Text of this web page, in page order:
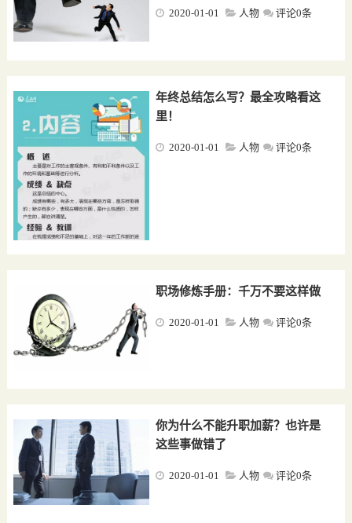
人物
2020-01-01 评论0条
年终总结怎么写？最全攻略看这
里！
人物
2020-01-01 评论0条
职场修炼手册：千万不要这样做
人物
2020-01-01 评论0条
你为什么不能升职加薪？也许是
这些事做错了
人物
2020-01-01 评论0条